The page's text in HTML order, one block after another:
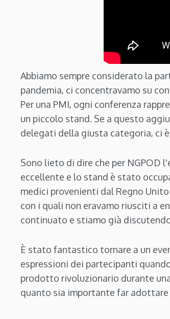
Abbiamo sempre considerato la
pandemia, ci concentravamo su
Per una PMI, ogni conferenza
un piccolo stand. Se a questo
delegati della giusta categoria, ci
Sono lieto di dire che per NGPOD
eccellente e lo stand è stato
medici provenienti dal Regno
con i quali non eravamo riusciti a
continuato e stiamo già
È stato fantastico tornare a un
espressioni dei partecipanti
prodotto rivoluzionario durante
quanto sia importante far adottare